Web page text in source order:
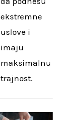
ekstremne
uslove i
imaju
maksimalnu
trajnost.